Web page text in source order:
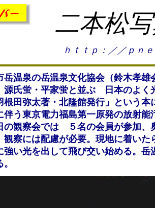
二本松
ｈｔｔｐ：／／ｐｎ
温泉の岳温泉文化協会（鈴木孝雄
氏蛍・平家蛍と並ぶ 日本のよく
田弥太著・北隆館発行」という本
伴う東京電力福島第一原発の放射
の観察会では ５名の会員が参加
観察には配慮が必要。現地に着い
い光を出して飛び交い始める。